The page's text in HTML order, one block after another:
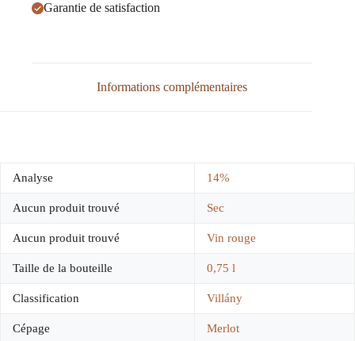
Garantie de satisfaction
Informations complémentaires
Analyse 14%
Aucun produit trouvé Sec
Aucun produit trouvé Vin rouge
Taille de la bouteille 0,75 l
Classification Villány
Cépage Merlot